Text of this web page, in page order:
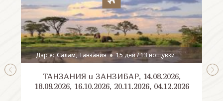
Дар ес Салам, Танзания 15 дни / 13 нощувки
ТАНЗАНИЯ и ЗАНЗИБАР, 14.08.2026,
18.09.2026, 16.10.2026, 20.11.2026, 04.12.2026